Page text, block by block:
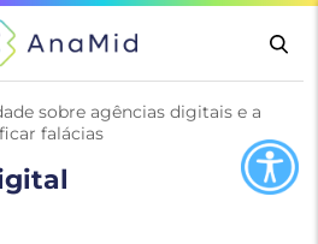
sobre agências digitais e a
falácias